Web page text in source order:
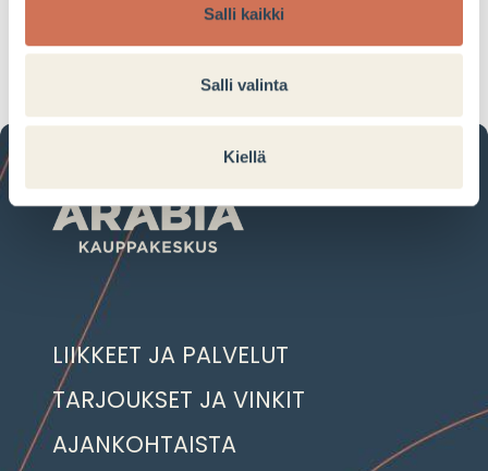
Salli kaikki
Salli valinta
Kiellä
Tarjouksen voimassaoloaika:
09.03.2023–10.03.2023
LIIKKEET JA PALVELUT
TARJOUKSET JA VINKIT
AJANKOHTAISTA